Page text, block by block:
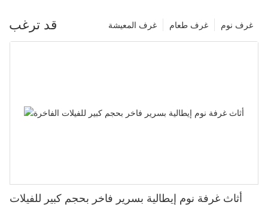
قد ترغب غرف نوم غرف طعام غرف المعيشة
أثاث غرفة نوم إيطالية بسرير فاخر بحجم كبير للفيلات